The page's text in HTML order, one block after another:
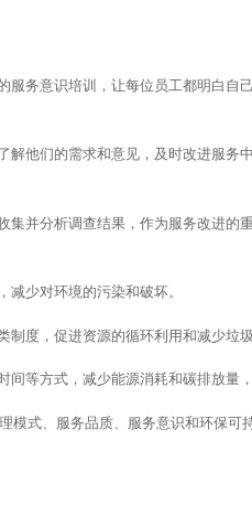
员的服务意识培训，让每位员工都明白
们的需求和意见，及时改进
并分析调查结果，作为服务改进的重
少对环境的污染和破坏。
度，促进资源的循环利用和减少垃圾
方式，减少能源消耗和碳排放量
、服务品质、服务意识和环保可持续